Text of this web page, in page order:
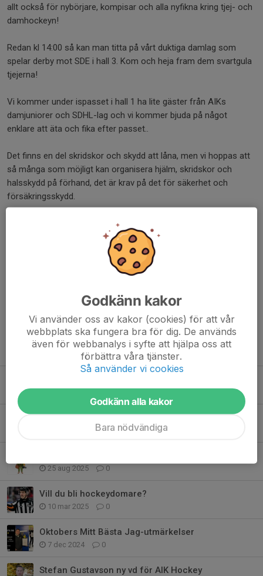
allt också för nybörjare, kompisar och alla nyfikna kring tjej- och
damhockeyn!
Redan kl 14:00 så kan man titta på vårt duktiga damlag som
spelar derby mot SDE i hall 3. Kom och heja fram dem svartgula
tjejerna!
Vi kommer under ispasset i hall 1 ha lite gäster från AIKs
damjuniorer och SDHL-lag och vi kommer bjuda på något
enklare att äta och fika efter passet..
Det finns en del skridskor och skydd att låna, men vi hoppas att
så många som möjligt kan organisera hjälm, skridskor och
halsskydd på förhand, det är krav på det för säkerhet och
försäkringsskydd.
Är ni inte en del av AIK Hockey, meddela gärna att ni kommer
innan till mig på marcel.wirth@aikhockey.se
Tidigare nyheter
22 maj, 14:18 0
Robert Döme lämnar AIK Hockey
0
25 aug 2025 0
Vill du bli hockeydomare?
10 mar 2025 0
Oktobers Mitt Bästa Jag-utmärkelser
7 dec 2024 0
Stefan Gustavson ny vd för AIK Hockey
Godkänn kakor
Vi använder oss av kakor (cookies) för att vår
webbplats ska fungera bra för dig. De används
även för webbanalys i syfte att hjälpa oss att
förbättra våra tjänster.
Så använder vi cookies
Godkänn alla kakor
Bara nödvändiga